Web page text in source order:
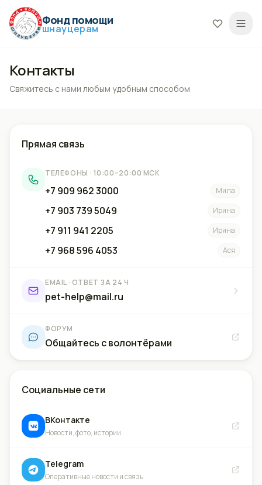
Фонд помощи
шнауцерам
Контакты
Свяжитесь с нами любым удобным способом
Прямая связь
ТЕЛЕФОНЫ · 10:00–20:00 МСК
+7 909 962 3000 Мила
+7 903 739 5049 Ирина
+7 911 941 2205 Ирина
+7 968 596 4053 Ася
EMAIL · ОТВЕТ ЗА 24 Ч
pet-help@mail.ru
ФОРУМ
Общайтесь с волонтёрами
Социальные сети
ВКонтакте
Новости, фото, истории
Telegram
Оперативные новости и связь